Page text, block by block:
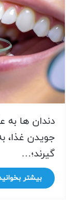
دندان ها به
جویدن
گیرند؛…
بیشتر